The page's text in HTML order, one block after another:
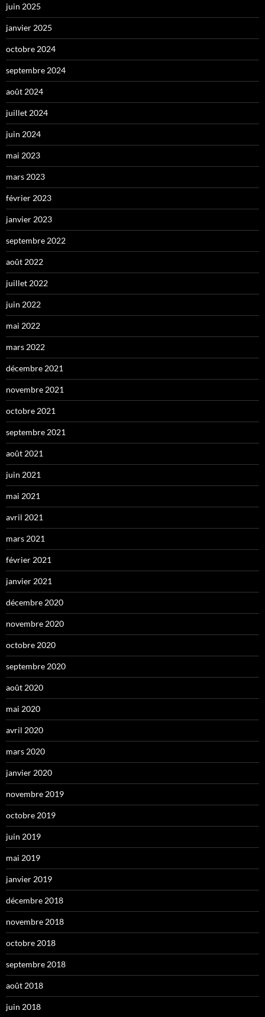
juin 2025
janvier 2025
octobre 2024
septembre 2024
août 2024
juillet 2024
juin 2024
mai 2023
mars 2023
février 2023
janvier 2023
septembre 2022
août 2022
juillet 2022
juin 2022
mai 2022
mars 2022
décembre 2021
novembre 2021
octobre 2021
septembre 2021
août 2021
juin 2021
mai 2021
avril 2021
mars 2021
février 2021
janvier 2021
décembre 2020
novembre 2020
octobre 2020
septembre 2020
août 2020
mai 2020
avril 2020
mars 2020
janvier 2020
novembre 2019
octobre 2019
juin 2019
mai 2019
janvier 2019
décembre 2018
novembre 2018
octobre 2018
septembre 2018
août 2018
juin 2018